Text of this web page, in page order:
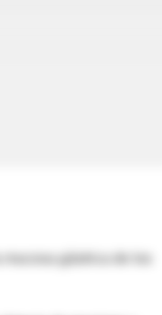
gástrica de los